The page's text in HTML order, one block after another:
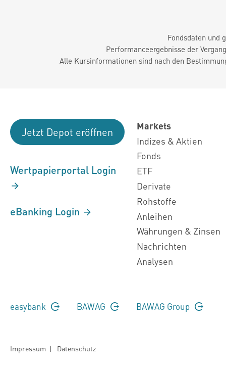
Fondsdaten und
Performanceergebnisse der
Alle Kursinformationen sind nach den
Jetzt Depot eröffnen
Wertpapierportal Login
eBanking Login
Markets
Indizes & Aktien
Fonds
ETF
Derivate
Rohstoffe
Anleihen
Währungen & Zinsen
Nachrichten
Analysen
easybank BAWAG BAWAG Group
Impressum | Datenschutz